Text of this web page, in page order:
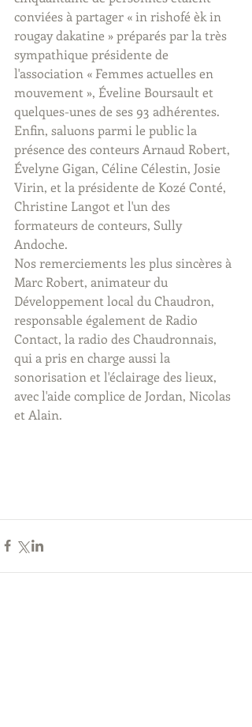
conviées à partager « in rishofé èk in
rougay dakatine » préparés par la très
sympathique présidente de
l'association « Femmes actuelles en
mouvement », Éveline Boursault et
quelques-unes de ses 93 adhérentes.
Enfin, saluons parmi le public la
présence des conteurs Arnaud Robert,
Évelyne Gigan, Céline Célestin, Josie
Virin, et la présidente de Kozé Conté,
Christine Langot et l'un des
formateurs de conteurs, Sully
Andoche.
Nos remerciements les plus sincères à
Marc Robert, animateur du
Développement local du Chaudron,
responsable également de Radio
Contact, la radio des Chaudronnais,
qui a pris en charge aussi la
sonorisation et l'éclairage des lieux,
avec l'aide complice de Jordan, Nicolas
et Alain.